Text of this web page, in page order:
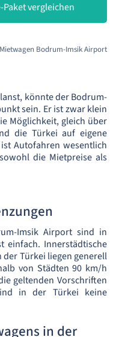
vergleichen
Mietwagen Bodrum-Imsik Airport
könnte der Bodrum-
sein. Er ist zwar klein
Möglichkeit, gleich über
die Türkei auf eigene
Autofahren wesentlich
die Mietpreise als
Imsik Airport sind in
einfach. Innerstädtische
Türkei liegen generell
von Städten 90 km/h
geltenden Vorschriften
in der Türkei keine
in der